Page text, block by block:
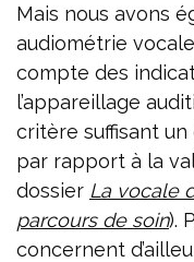
Mais nous avons
audiométrie
compte des
l’appareillage
critère suffisant un
par rapport à la
dossier La vocale
parcours de soin).
concernent